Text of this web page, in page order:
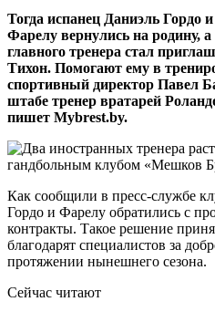
Тогда испанец Даниэль Гордо
Фарелу вернулись на родину,
главного тренера стал
Тихон. Помогают ему в
спортивный директор Павел
штабе тренер вратарей
пишет Mybrest.by.
Как сообщили в пресс-службе
Гордо и Фарелу обратились с
контракты. Такое решение
благодарят специалистов за
протяжении нынешнего сезона.
Сейчас читают